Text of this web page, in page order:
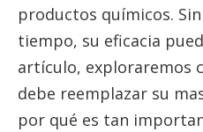
productos químicos.
tiempo, su eficacia
artículo, exploraremos
debe reemplazar su
por qué es tan